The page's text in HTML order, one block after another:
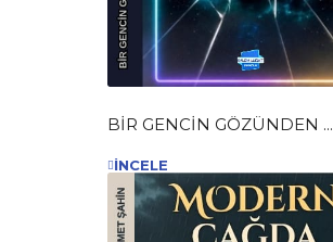
BİR GENCİN GÖZÜNDEN ...
İNCELE